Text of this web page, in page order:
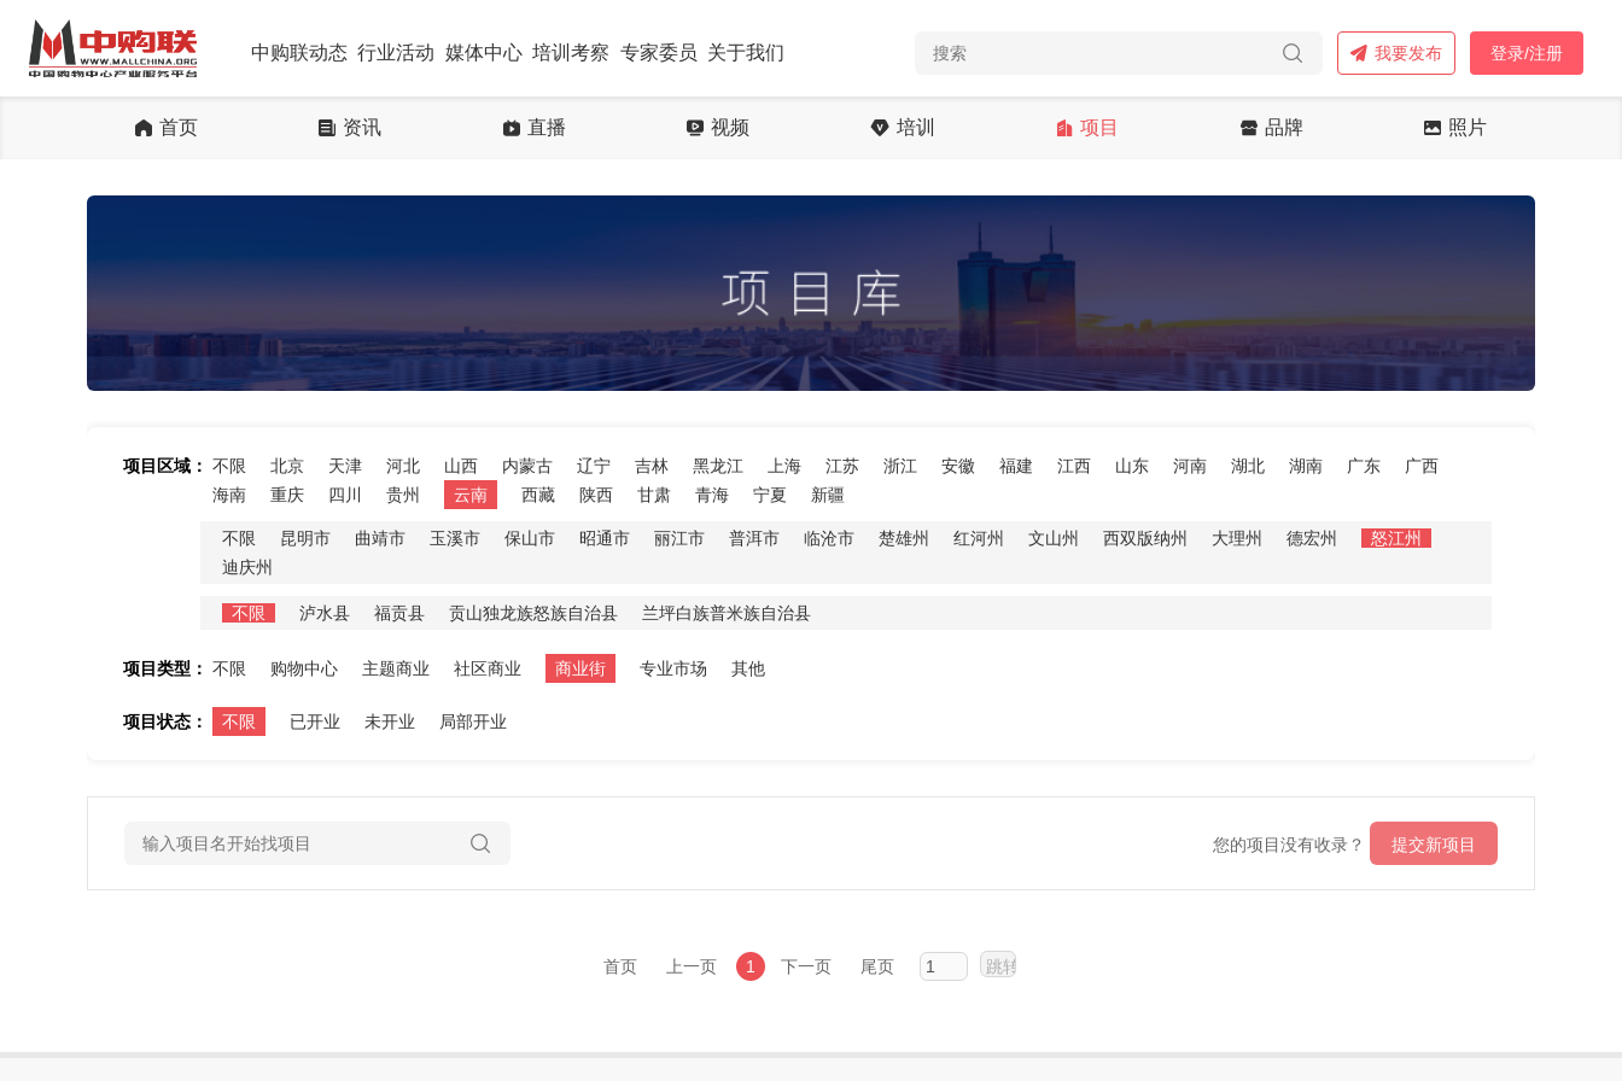
中购联动态 行业活动 媒体中心 培训考察 专家委员 关于我们 我要发布 登录/注册
首页 资讯 直播 视频 培训 项目 品牌 照片
项目区域： 不限 北京 天津 河北 山西 内蒙古 辽宁 吉林 黑龙江 上海 江苏 浙江 安徽 福建 江西 山东 河南 湖北 湖南 广东
广西
海南
重庆 四川 贵州 云南 西藏 陕西 甘肃 青海 宁夏 新疆
不限 昆明市 曲靖市 玉溪市 保山市 昭通市 丽江市 普洱市 临沧市 楚雄州 红河州 文山州 西双版纳州 大理州 德宏州
怒江州
迪庆州
不限 泸水县 福贡县 贡山独龙族怒族自治县 兰坪白族普米族自治县
项目类型： 不限 购物中心 主题商业 社区商业 商业街 专业市场 其他
项目状态： 不限 已开业 未开业 局部开业
您的项目没有收录？ 提交新项目
首页 上一页 1 下一页 尾页